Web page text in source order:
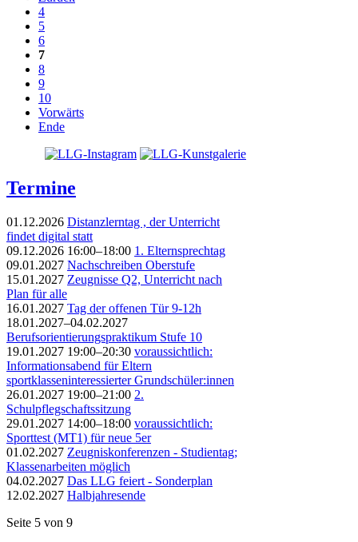
4
5
6
7
8
9
10
Vorwärts
Ende
Termine
01.12.2026 Distanzlerntag , der Unterricht
findet digital statt
09.12.2026 16:00–18:00 1. Elternsprechtag
09.01.2027 Nachschreiben Oberstufe
15.01.2027 Zeugnisse Q2, Unterricht nach
Plan für alle
16.01.2027 Tag der offenen Tür 9-12h
18.01.2027–04.02.2027
Berufsorientierungspraktikum Stufe 10
19.01.2027 19:00–20:30 voraussichtlich:
Informationsabend für Eltern
sportklasseninteressierter Grundschüler:innen
26.01.2027 19:00–21:00 2.
Schulpflegschaftssitzung
29.01.2027 14:00–18:00 voraussichtlich:
Sporttest (MT1) für neue 5er
01.02.2027 Zeugniskonferenzen - Studientag;
Klassenarbeiten möglich
04.02.2027 Das LLG feiert - Sonderplan
12.02.2027 Halbjahresende
Seite 5 von 9